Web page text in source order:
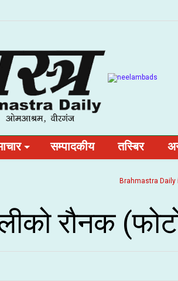
सम्पादकीय तस्बिर
Brahmastra Daily is
रौनक